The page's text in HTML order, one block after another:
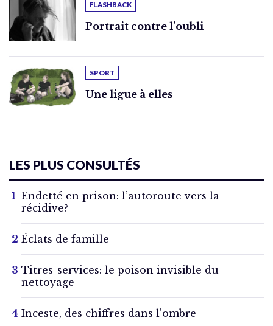
FLASHBACK
Portrait contre l’oubli
SPORT
Une ligue à elles
LES PLUS CONSULTÉS
Endetté en prison: l’autoroute vers la
récidive?
Éclats de famille
Titres-services: le poison invisible du
nettoyage
Inceste, des chiffres dans l’ombre